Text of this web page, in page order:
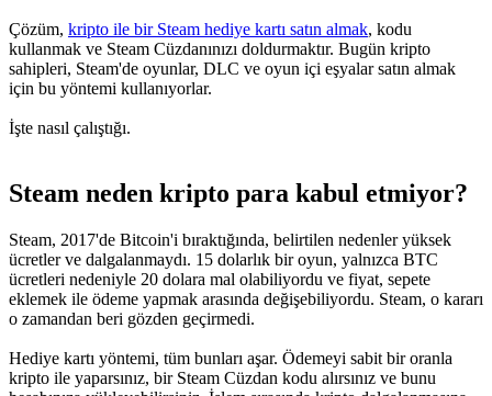
Çözüm, kripto ile bir Steam hediye kartı satın almak, kodu
kullanmak ve Steam Cüzdanınızı doldurmaktır. Bugün kripto
sahipleri, Steam'de oyunlar, DLC ve oyun içi eşyalar satın almak
için bu yöntemi kullanıyorlar.
İşte nasıl çalıştığı.
Steam neden kripto para kabul etmiyor?
Steam, 2017'de Bitcoin'i bıraktığında, belirtilen nedenler yüksek
ücretler ve dalgalanmaydı. 15 dolarlık bir oyun, yalnızca BTC
ücretleri nedeniyle 20 dolara mal olabiliyordu ve fiyat, sepete
eklemek ile ödeme yapmak arasında değişebiliyordu. Steam, o kararı
o zamandan beri gözden geçirmedi.
Hediye kartı yöntemi, tüm bunları aşar. Ödemeyi sabit bir oranla
kripto ile yaparsınız, bir Steam Cüzdan kodu alırsınız ve bunu